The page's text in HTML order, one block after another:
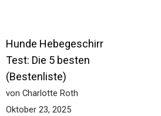
Hunde Hebegeschirr
Test: Die 5 besten
(Bestenliste)
von Charlotte Roth
Oktober 23, 2025